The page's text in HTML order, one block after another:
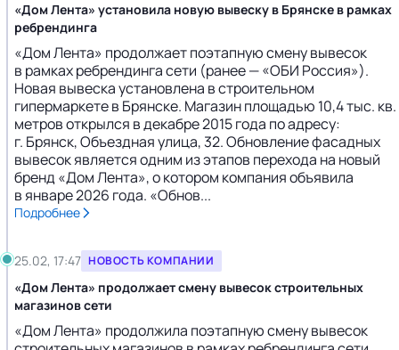
«Дом Лента» установила новую вывеску в Брянске в рамках
ребрендинга
«Дом Лента» продолжает поэтапную смену вывесок
в рамках ребрендинга сети (ранее — «ОБИ Россия»).
Новая вывеска установлена в строительном
гипермаркете в Брянске. Магазин площадью 10,4 тыс. кв.
метров открылся в декабре 2015 года по адресу:
г. Брянск, Объездная улица, 32. Обновление фасадных
вывесок является одним из этапов перехода на новый
бренд «Дом Лента», о котором компания объявила
в январе 2026 года. «Обнов...
Подробнее
25.02, 17:47 НОВОСТЬ КОМПАНИИ
«Дом Лента» продолжает смену вывесок строительных
магазинов сети
«Дом Лента» продолжила поэтапную смену вывесок